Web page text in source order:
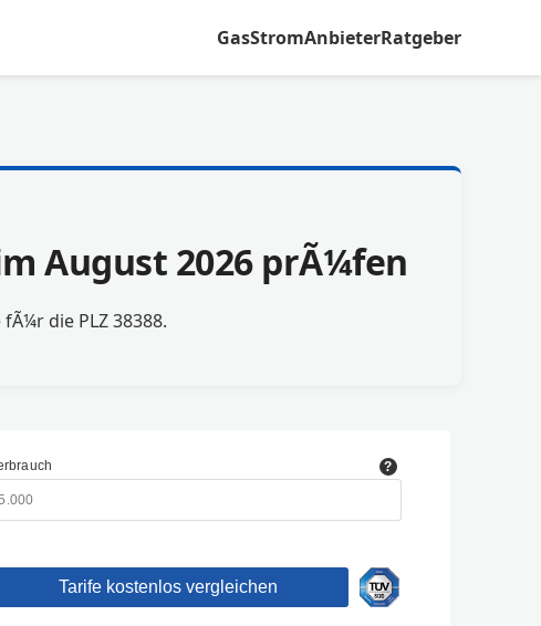
GasStromAnbieterRatgeber
August 2026 prÃ¼fen
die PLZ 38388.